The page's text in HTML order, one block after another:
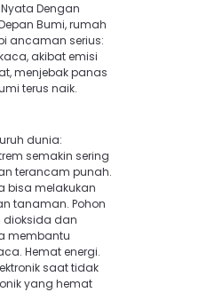
Dengan
Bumi, rumah
ancaman serius:
akibat emisi
menjebak panas
terus naik.
dunia:
semakin sering
terancam punah.
bisa melakukan
tanaman. Pohon
dioksida dan
membantu
Hemat energi.
saat tidak
yang hemat